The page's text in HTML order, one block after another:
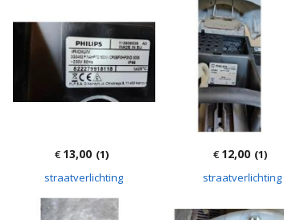
€13,00 (1)
straatverlichting
€12,00 (1)
straatverlichting